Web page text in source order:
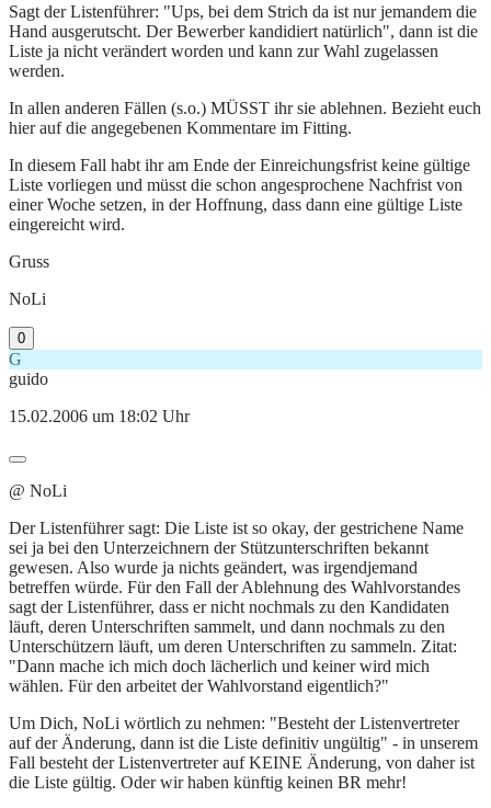
Sagt der Listenführer: "Ups, bei dem Strich da ist nur jemandem die
Hand ausgerutscht. Der Bewerber kandidiert natürlich", dann ist die
Liste ja nicht verändert worden und kann zur Wahl zugelassen
werden.
In allen anderen Fällen (s.o.) MÜSST ihr sie ablehnen. Bezieht euch
hier auf die angegebenen Kommentare im Fitting.
In diesem Fall habt ihr am Ende der Einreichungsfrist keine gültige
Liste vorliegen und müsst die schon angesprochene Nachfrist von
einer Woche setzen, in der Hoffnung, dass dann eine gültige Liste
eingereicht wird.
Gruss
NoLi
0
G
guido
15.02.2006 um 18:02 Uhr
@ NoLi
Der Listenführer sagt: Die Liste ist so okay, der gestrichene Name
sei ja bei den Unterzeichnern der Stützunterschriften bekannt
gewesen. Also wurde ja nichts geändert, was irgendjemand
betreffen würde. Für den Fall der Ablehnung des Wahlvorstandes
sagt der Listenführer, dass er nicht nochmals zu den Kandidaten
läuft, deren Unterschriften sammelt, und dann nochmals zu den
Unterschützern läuft, um deren Unterschriften zu sammeln. Zitat:
"Dann mache ich mich doch lächerlich und keiner wird mich
wählen. Für den arbeitet der Wahlvorstand eigentlich?"
Um Dich, NoLi wörtlich zu nehmen: "Besteht der Listenvertreter
auf der Änderung, dann ist die Liste definitiv ungültig" - in unserem
Fall besteht der Listenvertreter auf KEINE Änderung, von daher ist
die Liste gültig. Oder wir haben künftig keinen BR mehr!